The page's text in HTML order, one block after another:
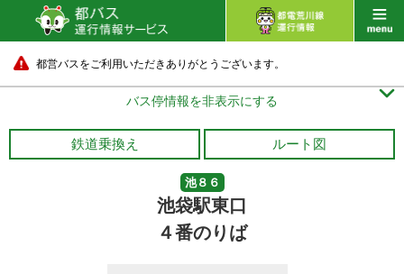
都営バスをご利用いただきありがとうございます。
バス停情報を非表示にする 
鉄道乗換え ルート図
池８６
池袋駅東口
４番のりば